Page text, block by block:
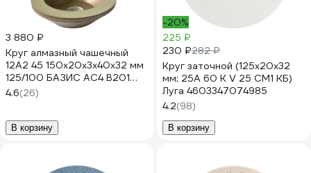
3 880 ₽
Круг алмазный чашечный
12А2 45 150х20х3х40х32 мм
125/100 БАЗИС АС4 В201
ПАИ 4820235010966
4.6(26)
В корзину
-20%
225 ₽
230 ₽282 ₽
Круг заточной (125х20х32
мм; 25А 60 K V 25 СМ1 КБ)
Луга 4603347074985
4.2(98)
В корзину